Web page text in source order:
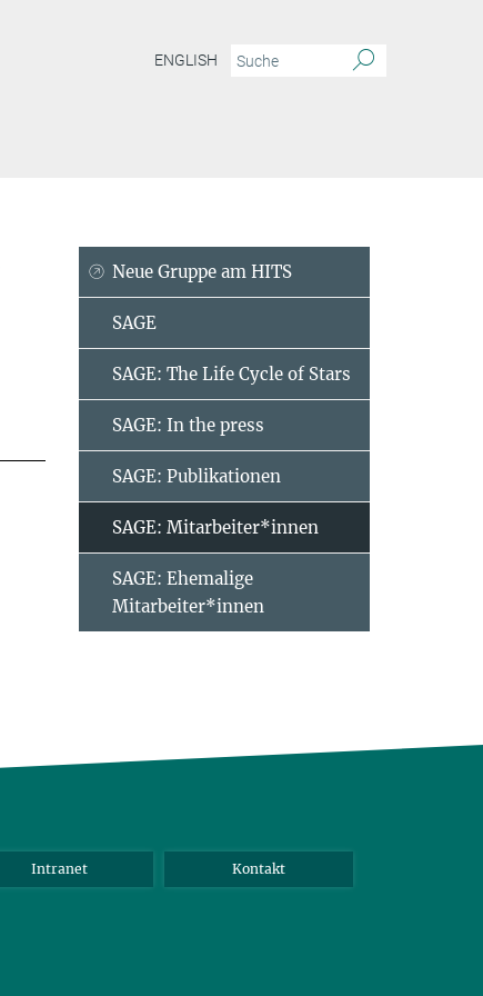
ENGLISH
Neue Gruppe am HITS
SAGE
SAGE: The Life Cycle of Stars
SAGE: In the press
SAGE: Publikationen
SAGE: Mitarbeiter*innen
SAGE: Ehemalige
Mitarbeiter*innen
Intranet Kontakt